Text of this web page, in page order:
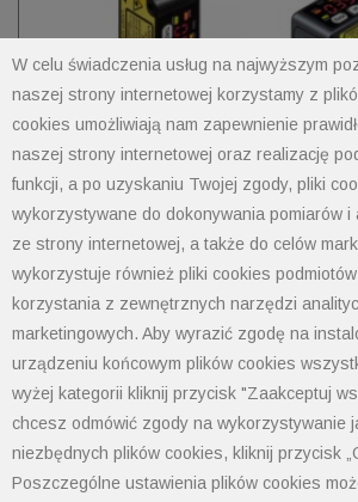
W celu świadczenia usług na najwyższym
naszej strony internetowej korzystamy z
cookies umożliwiają nam zapewnienie
naszej strony internetowej oraz realizację
funkcji, a po uzyskaniu Twojej zgody, pliki
wykorzystywane do dokonywania pomiarów
ze strony internetowej, a także do celów
wykorzystuje również pliki cookies
korzystania z zewnętrznych narzędzi
marketingowych. Aby wyrazić zgodę na
urządzeniu końcowym plików cookies
wyżej kategorii kliknij przycisk "Zaakceptuj
chcesz odmówić zgody na wykorzystywanie
niezbędnych plików cookies, kliknij przycisk
Poszczególne ustawienia plików cookies
Czujniki pomiarowe